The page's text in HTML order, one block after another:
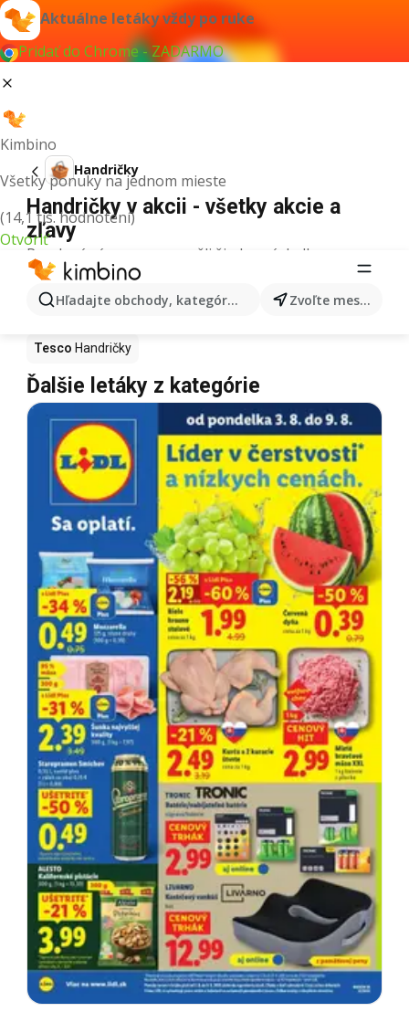
Aktuálne letáky vždy po ruke
Pridať do Chrome - ZADARMO
Kimbino
Všetky ponuky na jednom mieste
(14,1 tis. hodnotení)
Otvoriť
Hľadajte obchody, kategórie, produkty... Zvoľte mesto
Handričky
Handričky v akcii - všetky akcie a
zľavy
Pre daný výraz sme nenašli žiadne výsledky.
Handričky v akcii - Kde kúpiť?
Kaufland Handričky Lidl Handričky
Tesco Handričky
Ďalšie letáky z kategórie